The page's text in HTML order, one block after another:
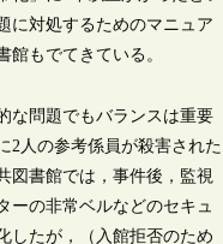
に対処するためのマニュア
館もでてきている。
な問題でもバランスは重要
2人の参考係員が殺害された
図書館では，事件後，監視
ーの非常ベルなどのセキュ
したが，（入館拒否のため